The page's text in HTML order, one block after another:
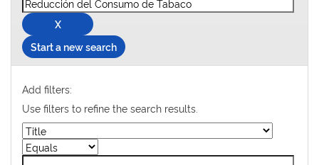
Start a new search
Add filters:
Use filters to refine the search results.